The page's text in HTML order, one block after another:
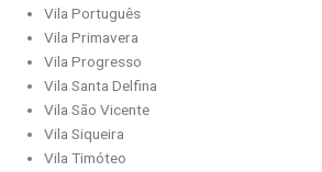
Vila Português
Vila Primavera
Vila Progresso
Vila Santa Delfina
Vila São Vicente
Vila Siqueira
Vila Timóteo